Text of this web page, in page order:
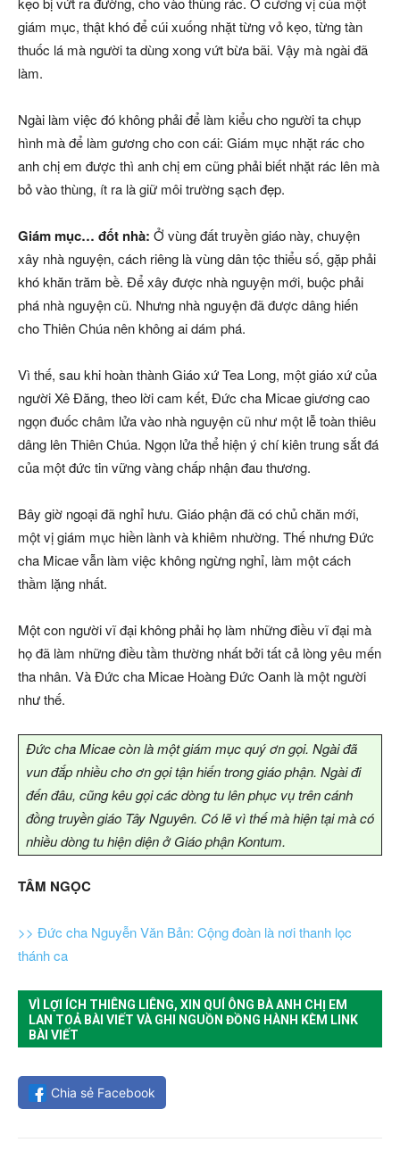
giám mục, thật khó để cúi xuống nhặt từng vỏ kẹo, từng tàn
thuốc lá mà người ta dùng xong vứt bừa bãi. Vậy mà ngài đã
làm.
Ngài làm việc đó không phải để làm kiểu cho người ta chụp
hình mà để làm gương cho con cái: Giám mục nhặt rác cho
anh chị em được thì anh chị em cũng phải biết nhặt rác lên mà
bỏ vào thùng, ít ra là giữ môi trường sạch đẹp.
Giám mục… đốt nhà: Ở vùng đất truyền giáo này, chuyện
xây nhà nguyện, cách riêng là vùng dân tộc thiểu số, gặp phải
khó khăn trăm bề. Để xây được nhà nguyện mới, buộc phải
phá nhà nguyện cũ. Nhưng nhà nguyện đã được dâng hiến
cho Thiên Chúa nên không ai dám phá.
Vì thế, sau khi hoàn thành Giáo xứ Tea Long, một giáo xứ của
người Xê Đăng, theo lời cam kết, Đức cha Micae giương cao
ngọn đuốc châm lửa vào nhà nguyện cũ như một lễ toàn thiêu
dâng lên Thiên Chúa. Ngọn lửa thể hiện ý chí kiên trung sắt đá
của một đức tin vững vàng chấp nhận đau thương.
Bây giờ ngoại đã nghỉ hưu. Giáo phận đã có chủ chăn mới,
một vị giám mục hiền lành và khiêm nhường. Thế nhưng Đức
cha Micae vẫn làm việc không ngừng nghỉ, làm một cách
thầm lặng nhất.
Một con người vĩ đại không phải họ làm những điều vĩ đại mà
họ đã làm những điều tầm thường nhất bởi tất cả lòng yêu mến
tha nhân. Và Đức cha Micae Hoàng Đức Oanh là một người
như thế.
Đức cha Micae còn là một giám mục quý ơn gọi. Ngài đã
vun đắp nhiều cho ơn gọi tận hiến trong giáo phận. Ngài đi
đến đâu, cũng kêu gọi các dòng tu lên phục vụ trên cánh
đồng truyền giáo Tây Nguyên. Có lẽ vì thế mà hiện tại mà có
nhiều dòng tu hiện diện ở Giáo phận Kontum.
TÂM NGỌC
>> Đức cha Nguyễn Văn Bản: Cộng đoàn là nơi thanh lọc
thánh ca
VÌ LỢI ÍCH THIÊNG LIÊNG, XIN QUÍ ÔNG BÀ ANH CHỊ EM
LAN TOẢ BÀI VIẾT VÀ GHI NGUỒN ĐỒNG HÀNH KÈM LINK
BÀI VIẾT
Chia sẻ Facebook